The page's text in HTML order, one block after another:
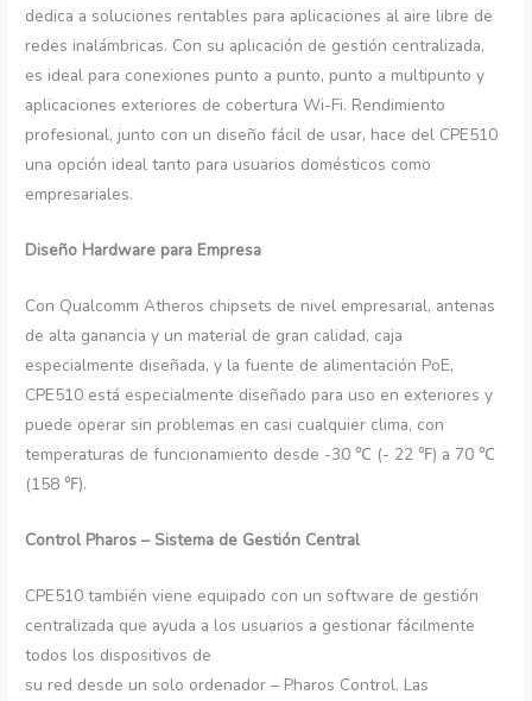
dedica a soluciones rentables para aplicaciones al aire libre de
redes inalámbricas. Con su aplicación de gestión centralizada,
es ideal para conexiones punto a punto, punto a multipunto y
aplicaciones exteriores de cobertura Wi-Fi. Rendimiento
profesional, junto con un diseño fácil de usar, hace del CPE510
una opción ideal tanto para usuarios domésticos como
empresariales.
Diseño Hardware para Empresa
Con Qualcomm Atheros chipsets de nivel empresarial, antenas
de alta ganancia y un material de gran calidad, caja
especialmente diseñada, y la fuente de alimentación PoE,
CPE510 está especialmente diseñado para uso en exteriores y
puede operar sin problemas en casi cualquier clima, con
temperaturas de funcionamiento desde -30 ℃ (- 22 ℉) a 70 ℃
(158 ℉).
Control Pharos – Sistema de Gestión Central
CPE510 también viene equipado con un software de gestión
centralizada que ayuda a los usuarios a gestionar fácilmente
todos los dispositivos de
su red desde un solo ordenador – Pharos Control. Las